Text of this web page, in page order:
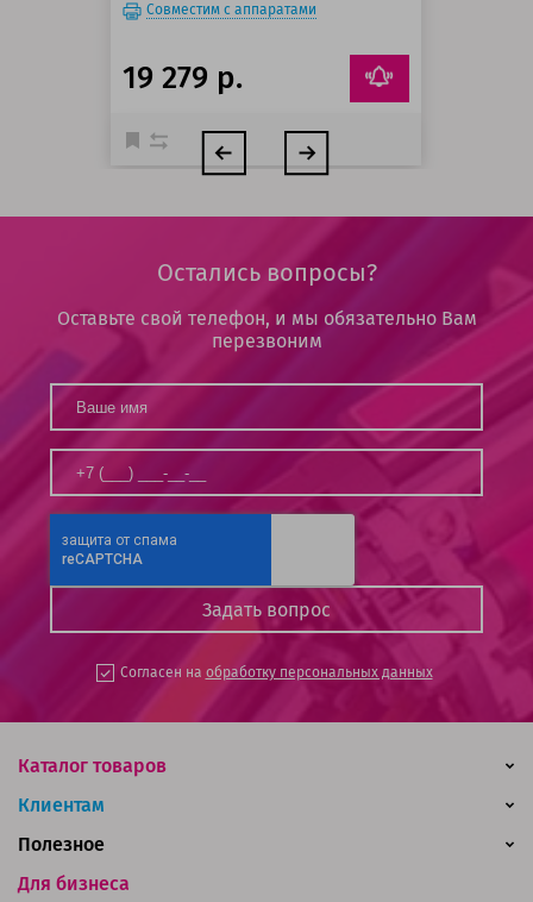
Совместим с аппаратами
19 279 р.
Остались вопросы?
Оставьте свой телефон, и мы обязательно Вам
перезвоним
Согласен на обработку персональных данных
Каталог товаров
Клиентам
Для бизнеса
Полезное